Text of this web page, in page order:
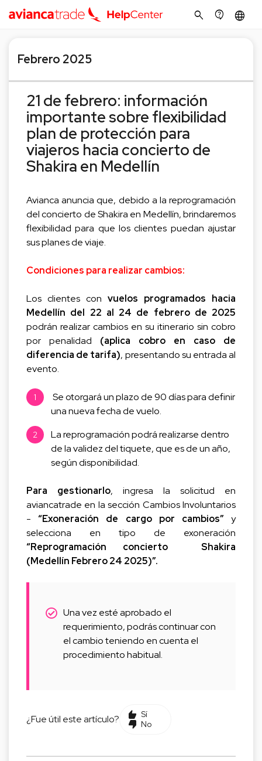
search contact_support language
Febrero 2025
21 de febrero: información
importante sobre flexibilidad
plan de protección para
viajeros hacia concierto de
Shakira en Medellín
Avianca anuncia que, debido a la reprogramación
del concierto de Shakira en Medellín, brindaremos
flexibilidad para que los clientes puedan ajustar
sus planes de viaje.
Condiciones para realizar cambios:
Los clientes con vuelos programados hacia
Medellín del 22 al 24 de febrero de 2025
podrán realizar cambios en su itinerario sin cobro
por penalidad (aplica cobro en caso de
diferencia de tarifa), presentando su entrada al
evento.
Se otorgará un plazo de 90 días para definir
una nueva fecha de vuelo.
La reprogramación podrá realizarse dentro
de la validez del tiquete, que es de un año,
según disponibilidad.
Para gestionarlo, ingresa la solicitud en
aviancatrade en la sección Cambios Involuntarios
-“Exoneración de cargo por cambios”y
selecciona en tipo de exoneración
“Reprogramación concierto Shakira
(Medellín Febrero 24 2025)”.
Una vez esté aprobado el
requerimiento, podrás continuar con
el cambio teniendo en cuenta el
procedimiento habitual.
¿Fue útil este artículo?
Sí
No